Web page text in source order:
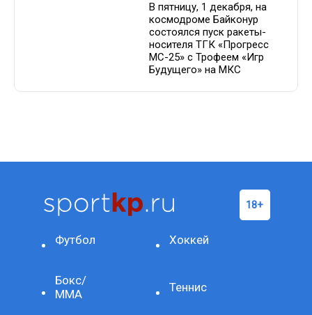
В пятницу, 1 декабря, на
космодроме Байконур
состоялся пуск ракеты-
носителя ТГК «Прогресс
МС-25» с Трофеем «Игр
Будущего» на МКС
Футбол Хоккей
Бокс/
ММА
Теннис